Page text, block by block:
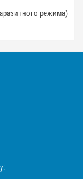
режима)